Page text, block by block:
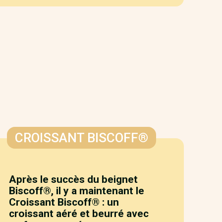
Après le succès du beignet
Biscoff®, il y a maintenant le
Croissant Biscoff® : un
croissant aéré et beurré avec
CROISSANT BISCOFF®